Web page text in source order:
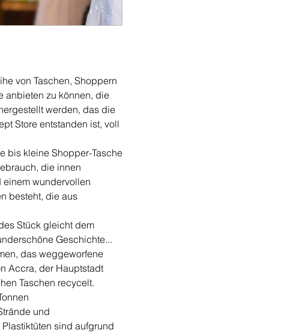
von Taschen, Shoppern
anbieten zu können, die
werden, das die
Store entstanden ist, voll
bis kleine Shopper-Tasche
die innen
wundervollen
besteht, die aus
Stück gleicht dem
Geschichte...
das weggeworfene
Accra, der Hauptstadt
Taschen recycelt.
und
sind aufgrund